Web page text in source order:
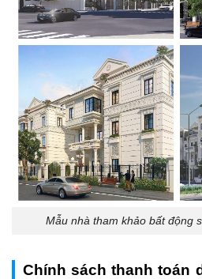
Mẫu nhà tham khảo bất động
Chính sách thanh toán